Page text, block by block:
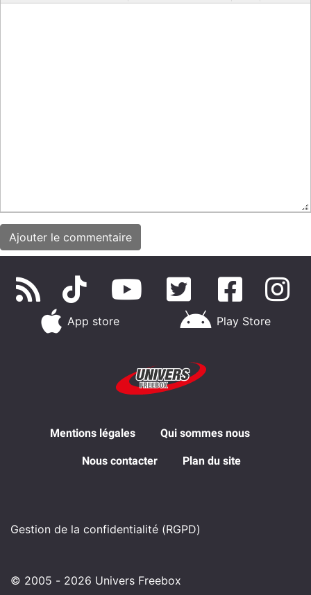
App store Play Store
Mentions légales Qui sommes nous
Nous contacter Plan du site
Gestion de la confidentialité (RGPD)
© 2005 - 2026 Univers Freebox